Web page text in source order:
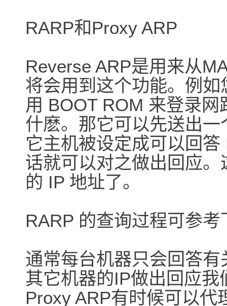
RARP和Proxy ARP
Reverse ARP是用来从
将会用到这个功能。例
用 BOOT ROM 来登录
什麽。那它可以先送出
它主机被设定成可以回
话就可以对之做出回应
的 IP 地址了。
RARP 的查询过程可参考
通常每台机器只会回答
其它机器的IP做出回应
Proxy ARP有时候可以代